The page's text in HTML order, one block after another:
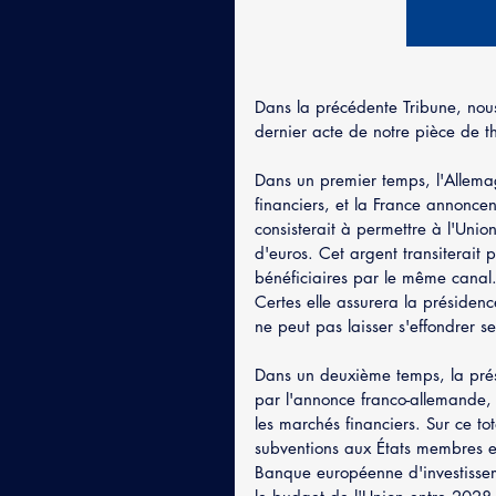
Dans la précédente Tribune,
dernier acte de notre pièce de
Dans un premier temps,
financiers, et la France
consisterait à permettre à
d'euros. Cet argent transiterait
bénéficiaires par le même
Certes elle assurera la
ne peut pas laisser s'effondrer
Dans un deuxième temps, la
par l'annonce franco-
les marchés financiers. Sur ce
subventions aux États
Banque européenne